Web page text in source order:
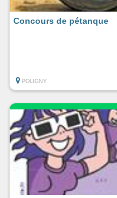
Concours de pétanque
POLIGNY